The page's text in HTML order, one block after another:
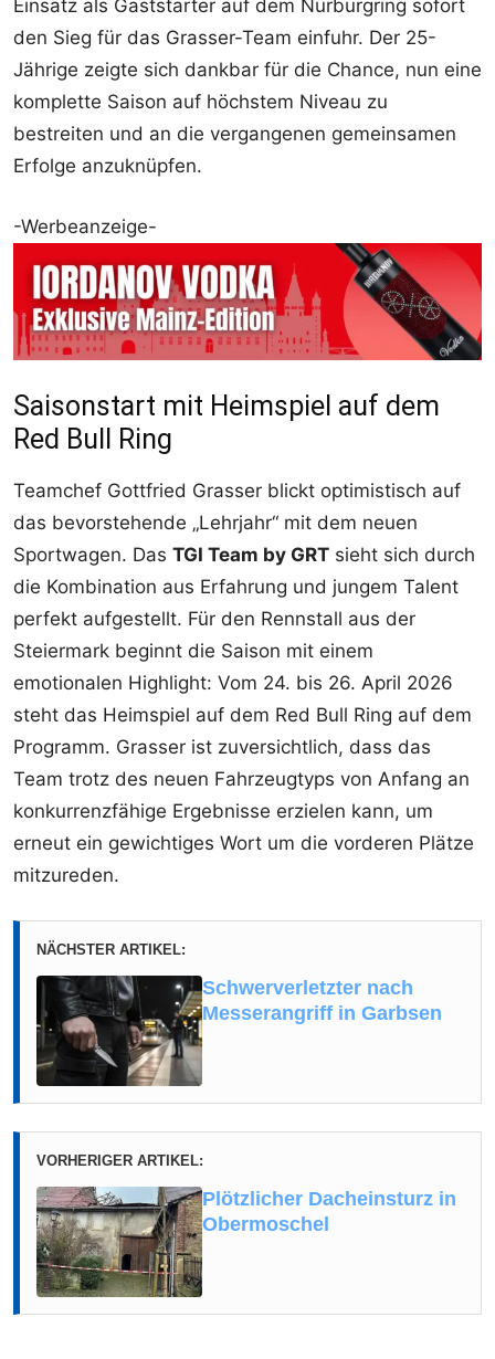
Einsatz als Gaststarter auf dem Nürburgring sofort
den Sieg für das Grasser-Team einfuhr. Der 25-
Jährige zeigte sich dankbar für die Chance, nun eine
komplette Saison auf höchstem Niveau zu
bestreiten und an die vergangenen gemeinsamen
Erfolge anzuknüpfen.
-Werbeanzeige-
Saisonstart mit Heimspiel auf dem
Red Bull Ring
Teamchef Gottfried Grasser blickt optimistisch auf
das bevorstehende „Lehrjahr“ mit dem neuen
Sportwagen. Das TGI Team by GRT sieht sich durch
die Kombination aus Erfahrung und jungem Talent
perfekt aufgestellt. Für den Rennstall aus der
Steiermark beginnt die Saison mit einem
emotionalen Highlight: Vom 24. bis 26. April 2026
steht das Heimspiel auf dem Red Bull Ring auf dem
Programm. Grasser ist zuversichtlich, dass das
Team trotz des neuen Fahrzeugtyps von Anfang an
konkurrenzfähige Ergebnisse erzielen kann, um
erneut ein gewichtiges Wort um die vorderen Plätze
mitzureden.
NÄCHSTER ARTIKEL:
Schwerverletzter nach
Messerangriff in Garbsen
VORHERIGER ARTIKEL:
Plötzlicher Dacheinsturz in
Obermoschel